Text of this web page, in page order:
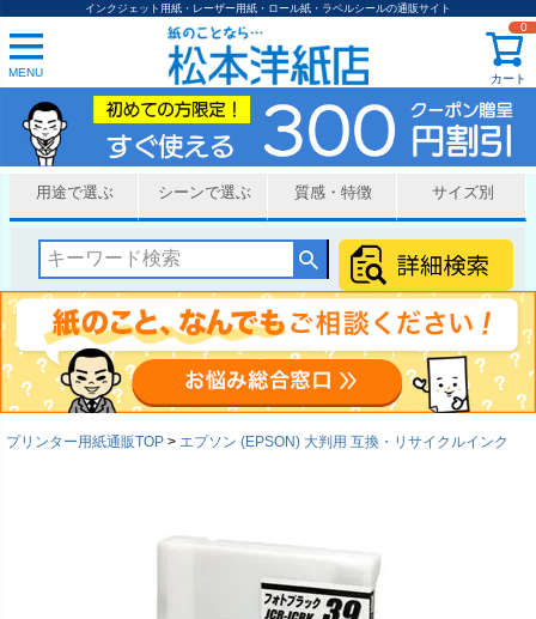
インクジェット用紙・レーザー用紙・ロール紙・ラベルシールの通販サイト
MENU カート
0
用途で選ぶ シーンで選ぶ 質感・特徴 サイズ別
プリンター用紙通販TOP エプソン (EPSON) 大判用 互換・リサイクルインク